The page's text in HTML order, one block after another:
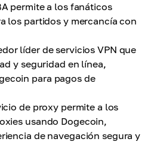
permite a los fanáticos
los partidos y mercancía con
líder de servicios VPN que
y seguridad en línea,
para pagos de
de proxy permite a los
usando Dogecoin,
de navegación segura y